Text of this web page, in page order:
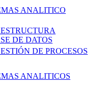
ANALITICO
DE DATOS
DE PROCESOS
ANALITICOS